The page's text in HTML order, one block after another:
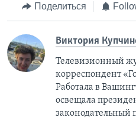
Поделиться
Виктория
Телевизионный
корреспондент
Работала в
освещала
законодательный